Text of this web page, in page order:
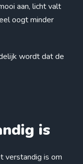
aan, licht valt
oogt minder
wordt dat de
is
verstandig is om